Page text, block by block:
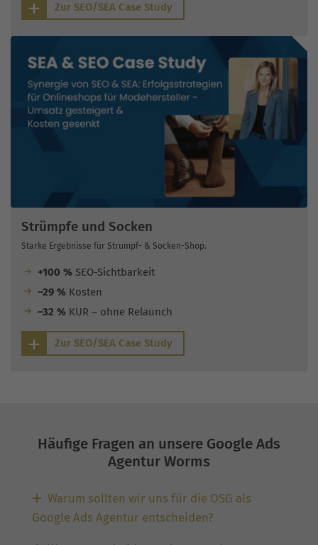
Zur SEO/SEA Case Study
Strümpfe und Socken
Starke Ergebnisse für Strumpf- & Socken-Shop.
+100 %SEO-Sichtbarkeit
–29 %Kosten
–32 %KUR – ohne Relaunch
Zur SEO/SEA Case Study
Häufige Fragen an unsere Google Ads
Agentur Worms
Warum sollten wir uns für die OSG als
Google Ads Agentur entscheiden?